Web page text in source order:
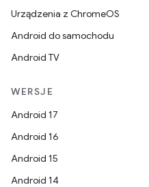
Urządzenia z ChromeOS
Android do samochodu
Android TV
WERSJE
Android 17
Android 16
Android 15
Android 14